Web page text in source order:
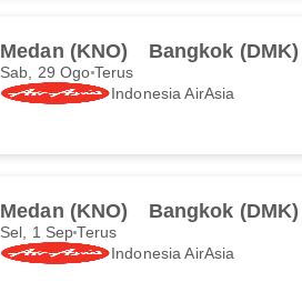
Medan (KNO) Bangkok (DMK)
Sab, 29 Ogo Terus
Indonesia AirAsia
Medan (KNO) Bangkok (DMK)
Sel, 1 SepTerus
Indonesia AirAsia